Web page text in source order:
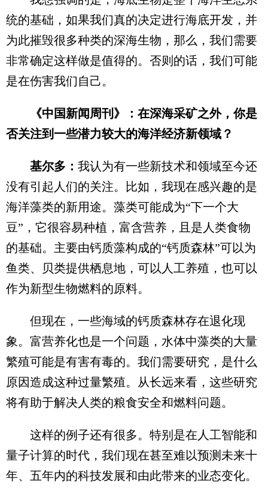
统的基础，如果我们真的决定进行海底开发，并
为此摧毁很多种类的深海生物，那么，我们需要
非常确定这样做是值得的。否则的话，我们可能
是在伤害我们自己。
《中国新闻周刊》：在深海采矿之外，你是
否关注到一些潜力较大的海洋经济新领域？
基尔多： 我认为有一些新技术和领域至今还
没有引起人们的关注。比如，我现在感兴趣的是
海洋藻类的新用途。藻类可能成为“下一个大
豆”，它很容易种植，富含营养，且是人类食物
的基础。主要由钙质藻构成的“钙质森林”可以为
鱼类、贝类提供栖息地，可以人工养殖，也可以
作为新型生物燃料的原料。
但现在，一些海域的钙质森林存在退化现
象。富营养化也是一个问题，水体中藻类的大量
繁殖可能是有害有毒的。我们需要研究，是什么
原因造成这种过量繁殖。从长远来看，这些研究
将有助于解决人类的粮食安全和燃料问题。
这样的例子还有很多。特别是在人工智能和
量子计算的时代，我们现在甚至难以预测未来十
年、五年内的科技发展和由此带来的业态变化。